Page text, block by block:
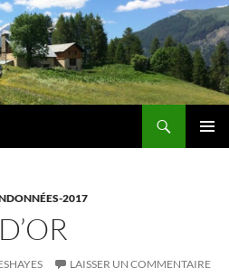
2017
LAISSER UN COMMENTAIRE